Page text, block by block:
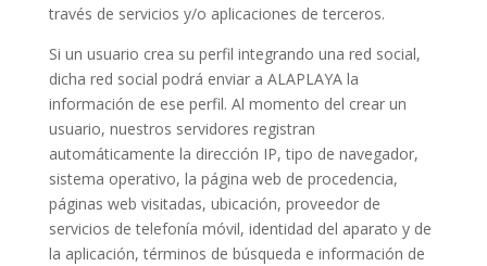
través de servicios y/o aplicaciones de terceros.
Si un usuario crea su perfil integrando una red social,
dicha red social podrá enviar a ALAPLAYA la
información de ese perfil. Al momento del crear un
usuario, nuestros servidores registran
automáticamente la dirección IP, tipo de navegador,
sistema operativo, la página web de procedencia,
páginas web visitadas, ubicación, proveedor de
servicios de telefonía móvil, identidad del aparato y de
la aplicación, términos de búsqueda e información de